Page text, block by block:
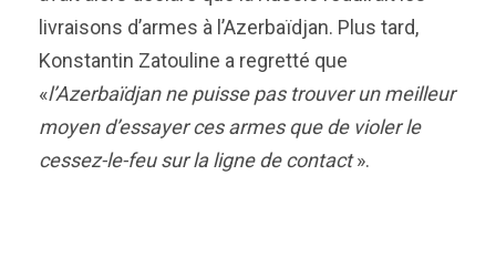
livraisons d’armes à l’Azerbaïdjan. Plus tard,
Konstantin Zatouline a regretté que
«l’Azerbaïdjan ne puisse pas trouver un meilleur
moyen d’essayer ces armes que de violer le
cessez-le-feu sur la ligne de contact».